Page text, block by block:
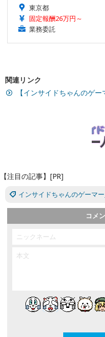
東京都
固定報酬26万円～
業務委託
関連リンク
【インサイドちゃんのゲー
【注目の記事】[PR]
インサイドちゃんのゲーマ
コメ